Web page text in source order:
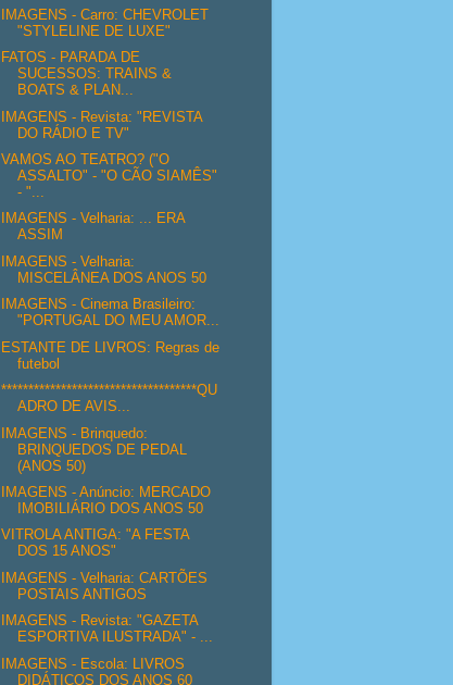
IMAGENS - Carro: CHEVROLET
"STYLELINE DE LUXE"
FATOS - PARADA DE
SUCESSOS: TRAINS &
BOATS & PLAN...
IMAGENS - Revista: "REVISTA
DO RÁDIO E TV"
VAMOS AO TEATRO? ("O
ASSALTO" - "O CÃO SIAMÊS"
- "...
IMAGENS - Velharia: ... ERA
ASSIM
IMAGENS - Velharia:
MISCELÂNEA DOS ANOS 50
IMAGENS - Cinema Brasileiro:
"PORTUGAL DO MEU AMOR...
ESTANTE DE LIVROS: Regras de
futebol
************************************QU
ADRO DE AVIS...
IMAGENS - Brinquedo:
BRINQUEDOS DE PEDAL
(ANOS 50)
IMAGENS - Anúncio: MERCADO
IMOBILIÁRIO DOS ANOS 50
VITROLA ANTIGA: "A FESTA
DOS 15 ANOS"
IMAGENS - Velharia: CARTÕES
POSTAIS ANTIGOS
IMAGENS - Revista: "GAZETA
ESPORTIVA ILUSTRADA" - ...
IMAGENS - Escola: LIVROS
DIDÁTICOS DOS ANOS 60